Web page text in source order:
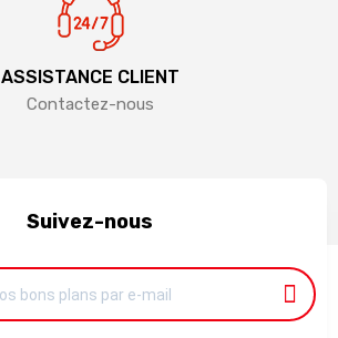
ASSISTANCE CLIENT
Contactez-nous
Suivez-nous